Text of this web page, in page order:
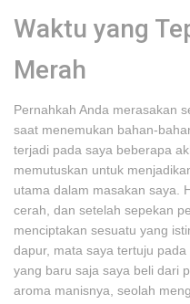
Waktu yang
Merah
Pernahkah Anda merasakan
saat menemukan bahan-
terjadi pada saya beberapa
memutuskan untuk
utama dalam masakan saya.
cerah, dan setelah sepekan
menciptakan sesuatu yang
dapur, mata saya tertuju
yang baru saja saya beli dari
aroma manisnya, seolah